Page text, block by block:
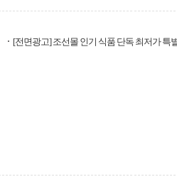
[전면광고] 조선몰 인기 식품 단독 최저가 특